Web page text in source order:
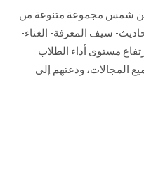
عين شمس مجموعة متنوعة من
سيف المعرفة- الغناء-
مستوى أداء الطلاب
المجالات، ودعتهم إلى